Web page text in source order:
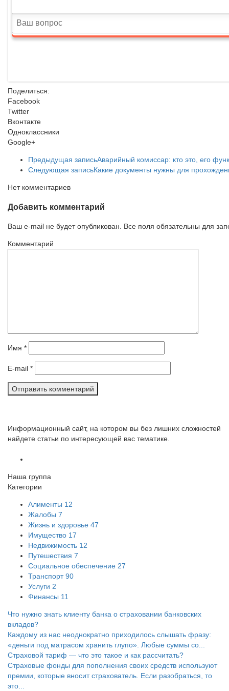
Поделиться:
Facebook
Twitter
Вконтакте
Одноклассники
Google+
Предыдущая записьАварийный комиссар: кто это, его
Следующая записьКакие документы нужны для
Нет комментариев
Добавить комментарий
Ваш e-mail не будет опубликован. Все поля обязательны для
Комментарий
Имя *
E-mail *
Информационный сайт, на котором вы без лишних сложностей
найдете статьи по интересующей вас тематике.
Наша группа
Категории
Алименты 12
Жалобы 7
Жизнь и здоровье 47
Имущество 17
Недвижимость 12
Путешествия 7
Социальное обеспечение 27
Транспорт90
Услуги 2
Финансы 11
Что нужно знать клиенту банка о страховании банковских
вкладов?
Каждому из нас неоднократно приходилось слышать фразу:
«деньги под матрасом хранить глупо». Любые суммы со...
Страховой тариф — что это такое и как рассчитать?
Страховые фонды для пополнения своих средств используют
премии, которые вносит страхователь. Если разобраться, то
это...